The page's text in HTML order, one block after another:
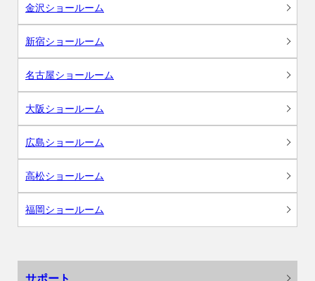
金沢ショールーム
新宿ショールーム
名古屋ショールーム
大阪ショールーム
広島ショールーム
高松ショールーム
福岡ショールーム
サポート